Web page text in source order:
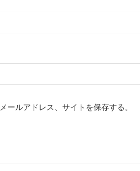
ールアドレス、サイトを保存する。